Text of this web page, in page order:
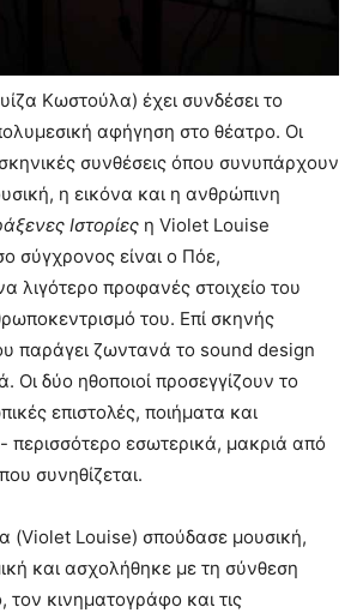
Κωστούλα) έχει συνδέσει το
αφήγηση στο θέατρο. Οι
σκηνικές συνθέσεις όπου συνυπάρχουν
η εικόνα και η ανθρώπινη
Ιστορίες η Violet Louise
σύγχρονος είναι ο Πόε,
λιγότερο προφανές στοιχείο του
του. Επί σκηνής
παράγει ζωντανά το sound design
Οι δύο ηθοποιοί προσεγγίζουν το
επιστολές, ποιήματα και
περισσότερο εσωτερικά, μακριά από
συνηθίζεται.
(Violet Louise) σπούδασε μουσική,
και ασχολήθηκε με τη σύνθεση
τον κινηματογράφο και τις